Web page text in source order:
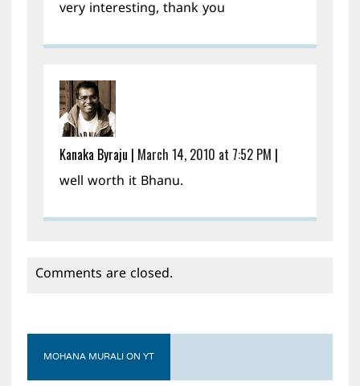
very interesting, thank you
Kanaka Byraju | March 14, 2010 at 7:52 PM |
well worth it Bhanu.
Comments are closed.
MOHANA MURALI ON YT